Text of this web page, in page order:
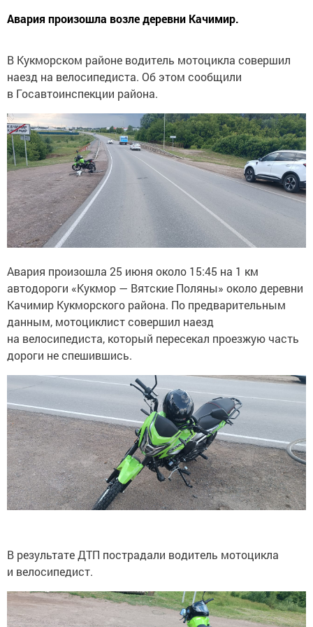
Авария произошла возле деревни Качимир.
В Кукморском районе водитель мотоцикла совершил
наезд на велосипедиста. Об этом сообщили
в Госавтоинспекции района.
Авария произошла 25 июня около 15:45 на 1 км
автодороги «Кукмор — Вятские Поляны» около деревни
Качимир Кукморского района. По предварительным
данным, мотоциклист совершил наезд
на велосипедиста, который пересекал проезжую часть
дороги не спешившись.
В результате ДТП пострадали водитель мотоцикла
и велосипедист.